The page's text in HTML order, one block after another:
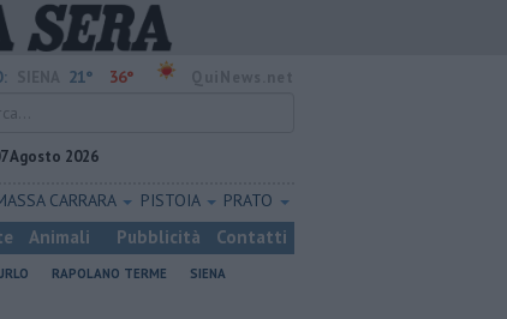
21° 36°
Agosto 2026
CARRARA PISTOIA PRATO
Animali Pubblicità Contatti
RAPOLANO TERME
SIENA